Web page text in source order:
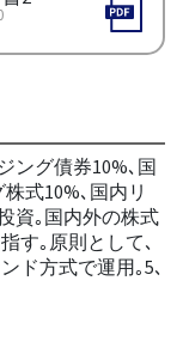
ング債券10%､国
式10%､国内リ
資｡国内外の株式
す｡原則として､
ド方式で運用｡5､